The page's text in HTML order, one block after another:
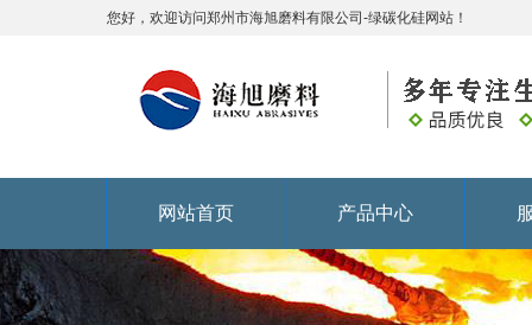
您好，欢迎访问郑州市海旭磨料有限公司-绿碳化硅网站！
网站首页 产品中心